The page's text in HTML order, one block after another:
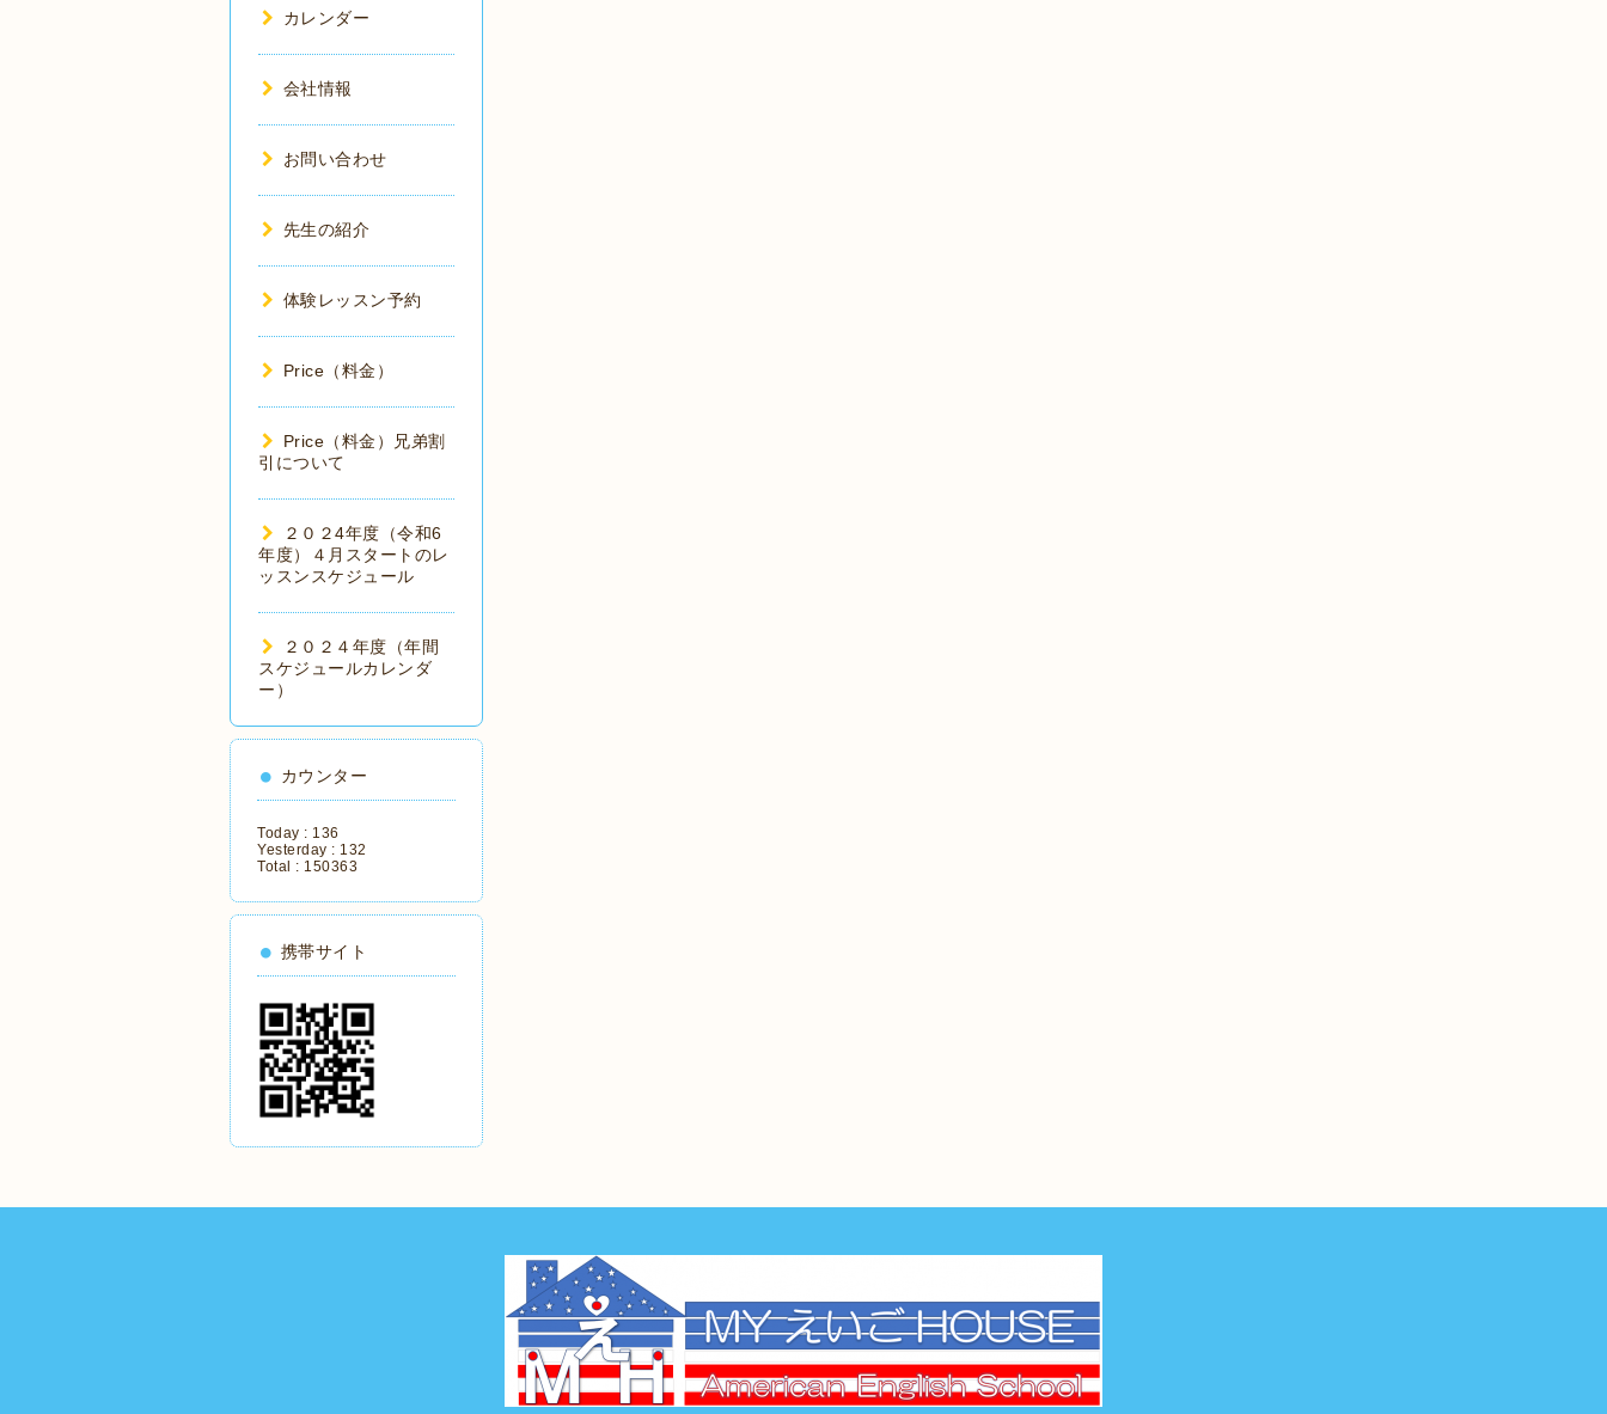
カレンダー
会社情報
お問い合わせ
先生の紹介
体験レッスン予約
Price（料金）
Price（料金）兄弟割
引について
２０２4年度（令和6
年度）４月スタートのレ
ッスンスケジュール
２０２４年度（年間
スケジュールカレンダ
ー）
カウンター
Today : 136
Yesterday : 132
Total : 150363
携帯サイト